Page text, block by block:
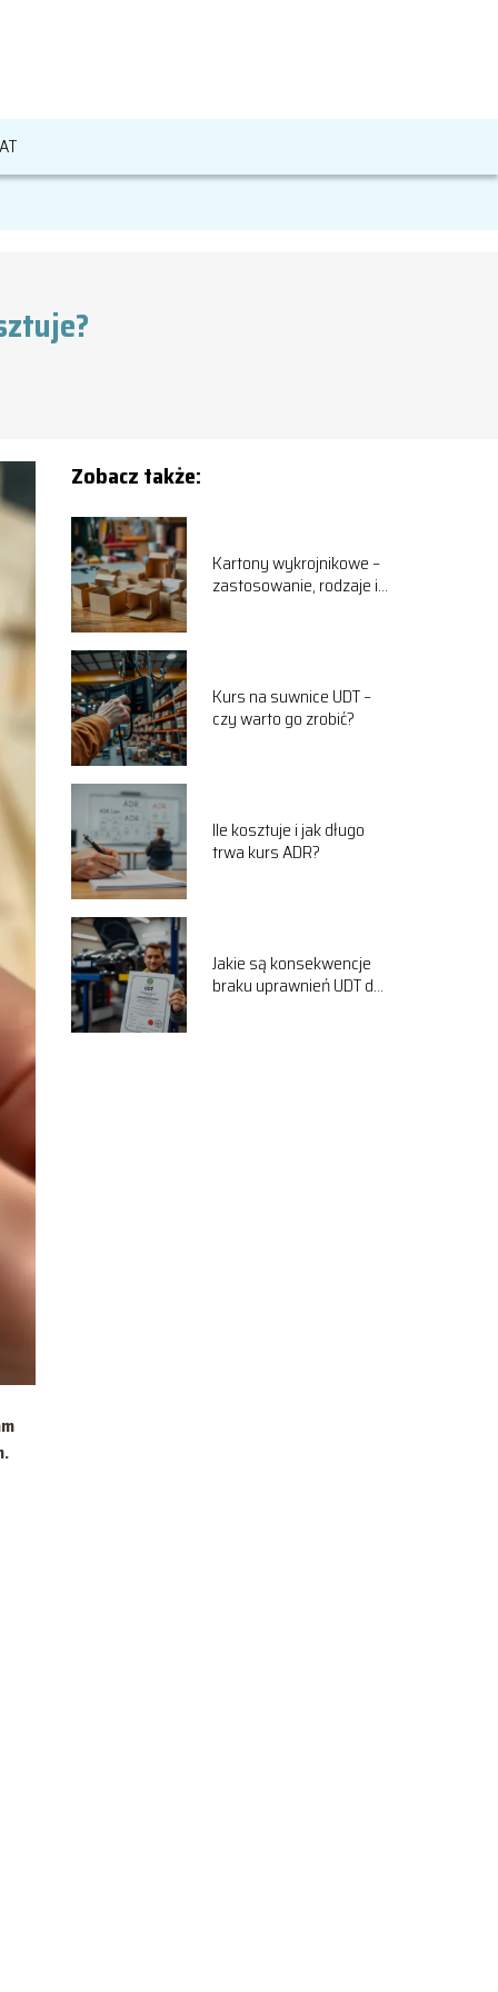
Zobacz także:
Kartony wykrojnikowe –
zastosowanie, rodzaje i
Kurs na suwnice UDT –
czy warto go zrobić?
Ile kosztuje i jak długo
trwa kurs ADR?
Jakie są konsekwencje
braku uprawnień UDT do